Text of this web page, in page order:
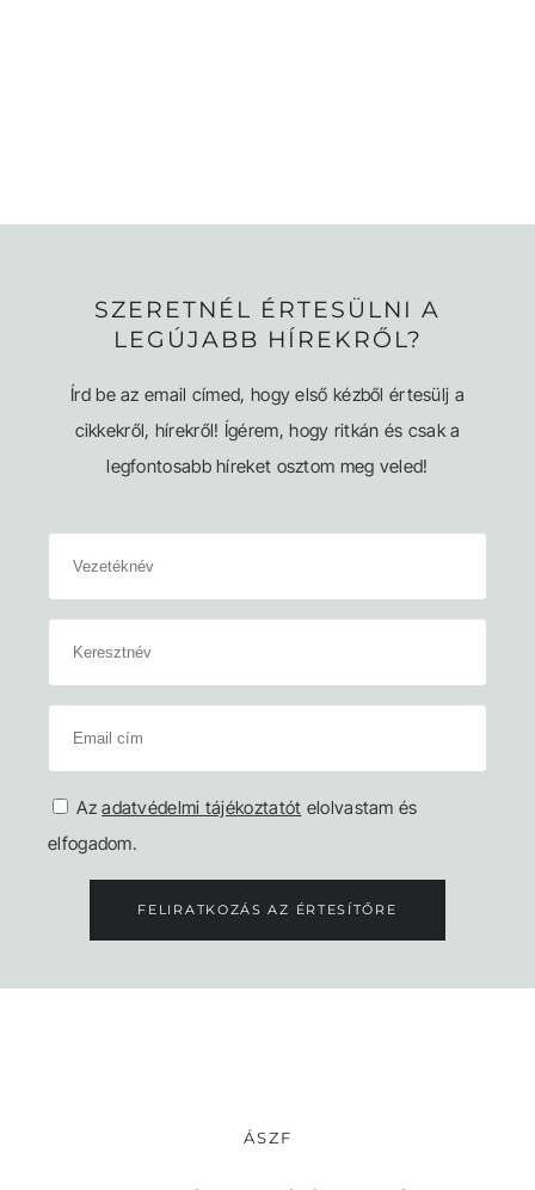
SZERETNÉL ÉRTESÜLNI A
LEGÚJABB HÍREKRŐL?
Írd be az email címed, hogy első kézből értesülj a
cikkekről, hírekről! Ígérem, hogy ritkán és csak a
legfontosabb híreket osztom meg veled!
Azadatvédelmi tájékoztatót elolvastam és
elfogadom.
FELIRATKOZÁS AZ ÉRTESÍTŐRE
ÁSZF